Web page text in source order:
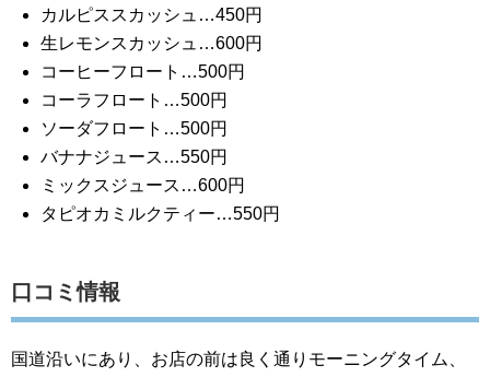
カルピススカッシュ…450円
生レモンスカッシュ…600円
コーヒーフロート…500円
コーラフロート…500円
ソーダフロート…500円
バナナジュース…550円
ミックスジュース…600円
タピオカミルクティー…550円
口コミ情報
国道沿いにあり、お店の前は良く通りモーニングタイム、